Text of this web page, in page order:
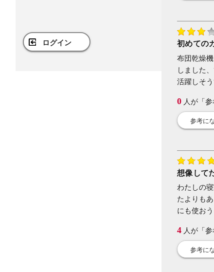
ログイン 初めての
布団乾燥
しました
活躍しそ
0 人が「
参考に
想像して
わたしの
たよりも
にも使お
4 人が「
参考に